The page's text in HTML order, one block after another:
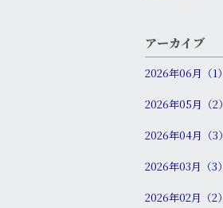
アーカイブ
2026年06月（1）
2026年05月（2）
2026年04月（3）
2026年03月（3）
2026年02月（2）